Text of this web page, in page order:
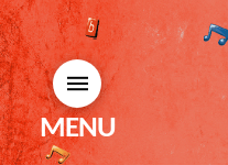
MENU